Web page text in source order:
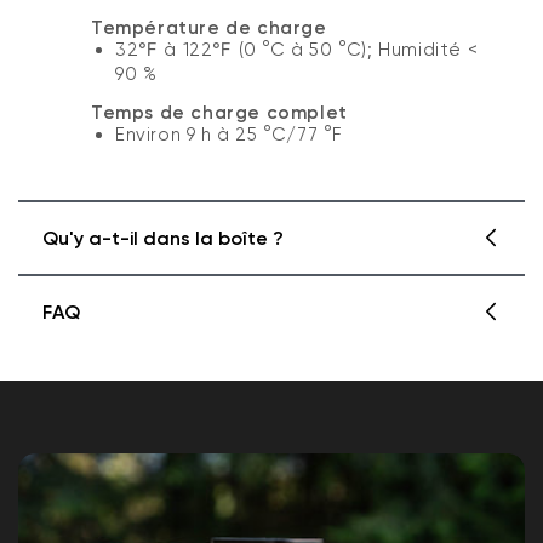
Température de charge
32℉ à 122℉ (0 °C à 50 °C); Humidité <
90 %
Temps de charge complet
Environ 9 h à 25 °C/77 °F
Qu'y a-t-il dans la boîte ?
FAQ
How long does it take to charge the camera
It takes approximately 9 hours to fully charge
the battery.
Does this battery pack work with a charging